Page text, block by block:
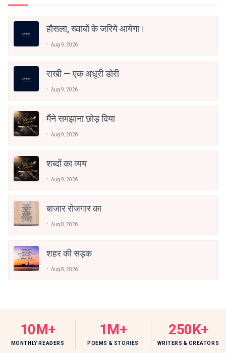
हौसला, ख्वाबों के जरिये आयेगा।
Aug 9, 2026
राखी — एक अधूरी डोरी
Aug 9, 2026
मैंने समझाना छोड़ दिया
Aug 9, 2026
शब्दों का व्यय
Aug 9, 2026
बाजार रोजगार का
Aug 8, 2026
शहर की सड़क
Aug 8, 2026
10M+
MONTHLY READERS
1M+
POEMS & STORIES
250K+
WRITERS & CREATORS